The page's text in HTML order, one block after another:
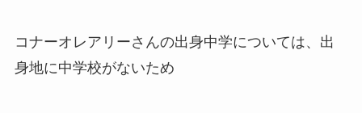
コナーオレアリーさんの出身中学については、出
身地に中学校がないため